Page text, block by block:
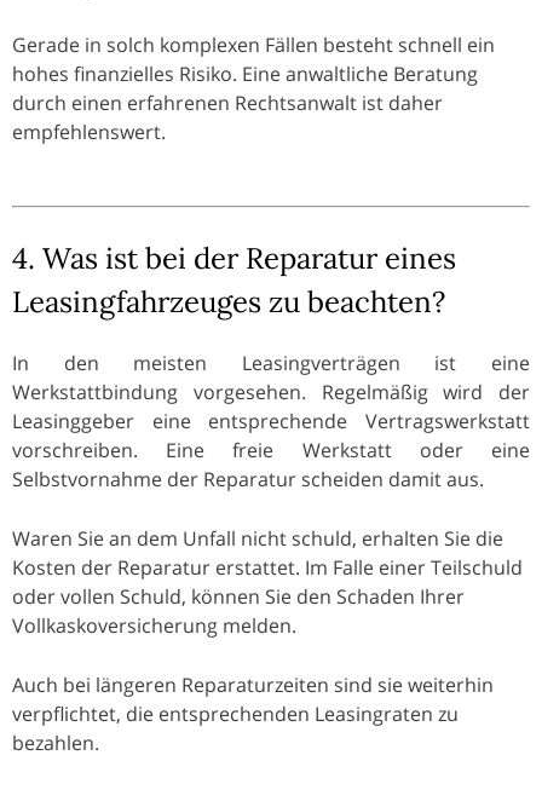
Gerade in solch komplexen Fällen besteht schnell ein
hohes finanzielles Risiko. Eine anwaltliche Beratung
durch einen erfahrenen Rechtsanwalt ist daher
empfehlenswert.
4. Was ist bei der Reparatur eines
Leasingfahrzeuges zu beachten?
In den meisten Leasingverträgen ist eine
Werkstattbindung vorgesehen. Regelmäßig wird der
Leasinggeber eine entsprechende Vertragswerkstatt
vorschreiben. Eine freie Werkstatt oder eine
Selbstvornahme der Reparatur scheiden damit aus.
Waren Sie an dem Unfall nicht schuld, erhalten Sie die
Kosten der Reparatur erstattet. Im Falle einer Teilschuld
oder vollen Schuld, können Sie den Schaden Ihrer
Vollkaskoversicherung melden.
Auch bei längeren Reparaturzeiten sind sie weiterhin
verpflichtet, die entsprechenden Leasingraten zu
bezahlen.